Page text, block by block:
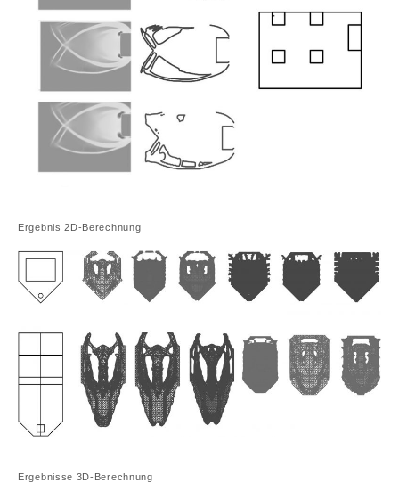
Ergebnis 2D-Berechnung
Ergebnisse 3D-Berechnung